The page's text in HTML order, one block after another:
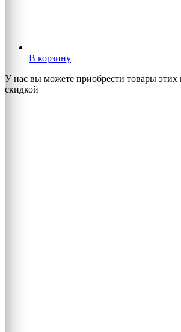
В корзину
У нас вы можете приобрести товары этих
скидкой